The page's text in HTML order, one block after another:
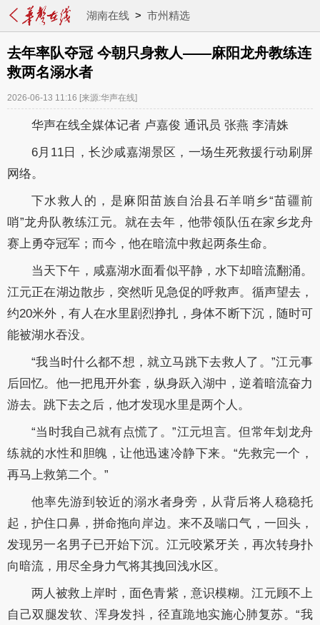
湖南在线> 市州精选
去年率队夺冠 今朝只身救人——麻阳龙舟教练连
救两名溺水者
2026-06-13 11:16 [来源:华声在线]
华声在线全媒体记者 卢嘉俊 通讯员 张燕 李清姝
6月11日，长沙咸嘉湖景区，一场生死救援行动刷屏
网络。
下水救人的，是麻阳苗族自治县石羊哨乡“苗疆前
哨”龙舟队教练江元。就在去年，他带领队伍在家乡龙舟
赛上勇夺冠军；而今，他在暗流中救起两条生命。
当天下午，咸嘉湖水面看似平静，水下却暗流翻涌。
江元正在湖边散步，突然听见急促的呼救声。循声望去，
约20米外，有人在水里剧烈挣扎，身体不断下沉，随时可
能被湖水吞没。
“我当时什么都不想，就立马跳下去救人了。”江元事
后回忆。他一把甩开外套，纵身跃入湖中，逆着暗流奋力
游去。跳下去之后，他才发现水里是两个人。
“当时我自己就有点慌了。”江元坦言。但常年划龙舟
练就的水性和胆魄，让他迅速冷静下来。“先救完一个，
再马上救第二个。”
他率先游到较近的溺水者身旁，从背后将人稳稳托
起，护住口鼻，拼命拖向岸边。来不及喘口气，一回头，
发现另一名男子已开始下沉。江元咬紧牙关，再次转身扑
向暗流，用尽全身力气将其拽回浅水区。
两人被救上岸时，面色青紫，意识模糊。江元顾不上
自己双腿发软、浑身发抖，径直跪地实施心肺复苏。“我